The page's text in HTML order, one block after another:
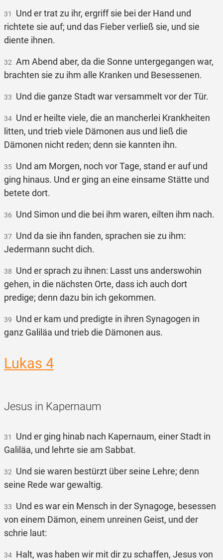
31
Und er trat zu ihr, ergriff sie bei der Hand und
richtete sie auf; und das Fieber verließ sie, und sie
diente ihnen.
32 Am Abend aber, da die Sonne untergegangen war,
brachten sie zu ihm alle Kranken und Besessenen.
33 Und die ganze Stadt war versammelt vor der Tür.
34 Und er heilte viele, die an mancherlei Krankheiten
litten, und trieb viele Dämonen aus und ließ die
Dämonen nicht reden; denn sie kannten ihn.
35 Und am Morgen, noch vor Tage, stand er auf und
ging hinaus. Und er ging an eine einsame Stätte und
betete dort.
36 Und Simon und die bei ihm waren, eilten ihm nach.
37 Und da sie ihn fanden, sprachen sie zu ihm:
Jedermann sucht dich.
38 Und er sprach zu ihnen: Lasst uns anderswohin
gehen, in die nächsten Orte, dass ich auch dort
predige; denn dazu bin ich gekommen.
39 Und er kam und predigte in ihren Synagogen in
ganz Galiläa und trieb die Dämonen aus.
Lukas 4
Jesus in Kapernaum
31
Und er ging hinab nach Kapernaum, einer Stadt in
Galiläa, und lehrte sie am Sabbat.
32 Und sie waren bestürzt über seine Lehre; denn
seine Rede war gewaltig.
33 Und es war ein Mensch in der Synagoge, besessen
von einem Dämon, einem unreinen Geist, und der
schrie laut:
34 Halt, was haben wir mit dir zu schaffen, Jesus von